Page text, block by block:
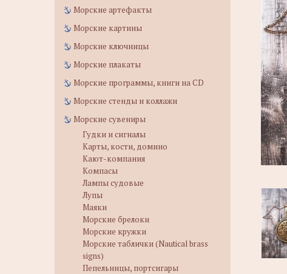
Морские артефакты
Морские картины
Морские ключницы
Морские плакаты
Морские программы, книги на CD
Морские стенды и коллажи
Морские сувениры
Гудки и сигналы
Карты, кости, домино
Кают-компания
Компасы
Лампы судовые
Лупы
Маяки
Морские брелоки
Морские кружки
Морские таблички (Nautical brass
signs)
Пепельницы, портсигары